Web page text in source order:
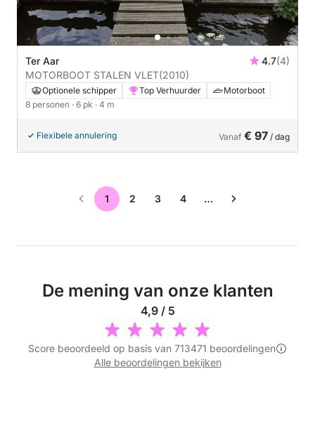
Ter Aar 4.7(4)
MOTORBOOT STALEN VLET(2010)
Optionele schipper Top Verhuurder
Motorboot
8 personen · 6 pk · 4 m
Flexibele annulering Vanaf € 97 / dag
1 2 3 4 …
De mening van onze klanten
4,9 / 5
Score beoordeeld op basis van 713471 beoordelingen
Alle beoordelingen bekijken